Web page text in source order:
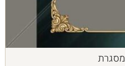
מסגרת